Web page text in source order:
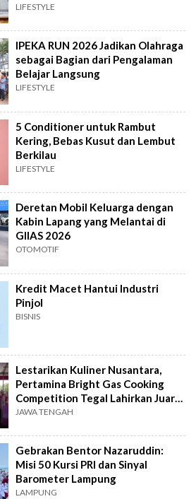
LIFESTYLE
IPEKA RUN 2026 Jadikan Olahraga
sebagai Bagian dari Pengalaman
Belajar Langsung
LIFESTYLE
5 Conditioner untuk Rambut
Kering, Bebas Kusut dan Lembut
Berkilau
LIFESTYLE
Deretan Mobil Keluarga dengan
Kabin Lapang yang Melantai di
GIIAS 2026
OTOMOTIF
Kredit Macet Hantui Industri
Pinjol
BISNIS
Lestarikan Kuliner Nusantara,
Pertamina Bright Gas Cooking
Competition Tegal Lahirkan Juara
Baru
JAWA TENGAH
Gebrakan Bentor Nazaruddin:
Misi 50 Kursi PRI dan Sinyal
Barometer Lampung
LAMPUNG